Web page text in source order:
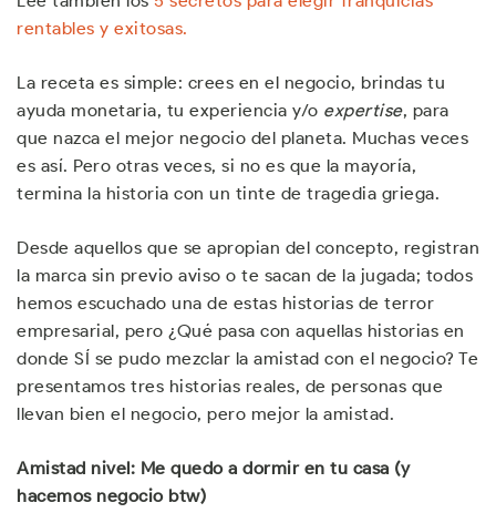
rentables y exitosas.
La receta es simple: crees en el negocio, brindas tu
ayuda monetaria, tu experiencia y/o expertise, para
que nazca el mejor negocio del planeta. Muchas veces
es así. Pero otras veces, si no es que la mayoría,
termina la historia con un tinte de tragedia griega.
Desde aquellos que se apropian del concepto, registran
la marca sin previo aviso o te sacan de la jugada; todos
hemos escuchado una de estas historias de terror
empresarial, pero ¿Qué pasa con aquellas historias en
donde SÍ se pudo mezclar la amistad con el negocio? Te
presentamos tres historias reales, de personas que
llevan bien el negocio, pero mejor la amistad.
Amistad nivel: Me quedo a dormir en tu casa (y
hacemos negocio btw)